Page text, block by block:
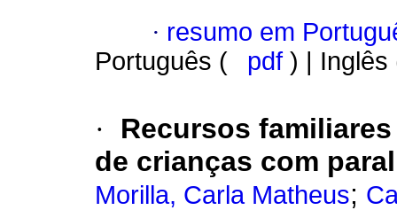
· resumo em
Português (
pdf ) |
·
Recursos
de crianças com
Morilla, Carla Matheus;